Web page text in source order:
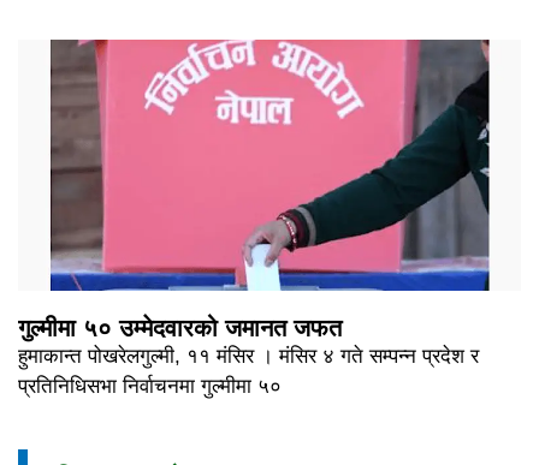
गुल्मीमा ५० उम्मेदवारको जमानत जफत
हुमाकान्त पोखरेलगुल्मी, ११ मंसिर । मंसिर ४ गते सम्पन्न प्रदेश र
प्रतिनिधिसभा निर्वाचनमा गुल्मीमा ५०